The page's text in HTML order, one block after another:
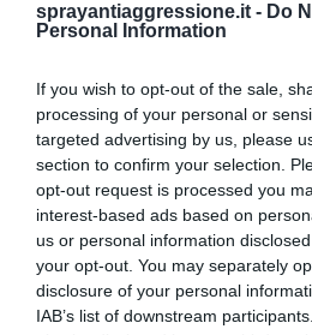
sprayantiaggressione.it - Do
Personal Information
If you wish to opt-out of the sale,
processing of your personal or
targeted advertising by us, please
section to confirm your selection.
opt-out request is processed you
interest-based ads based on
us or personal information
your opt-out. You may separately
disclosure of your personal
IAB’s list of downstream
Iscriviti alla
TELEFONO